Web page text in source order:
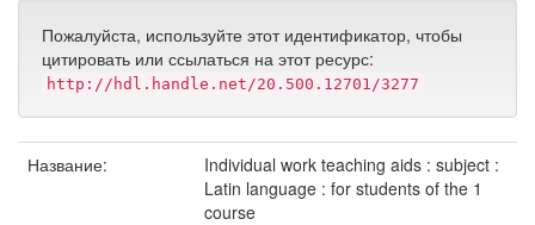
Пожалуйста, используйте этот идентификатор, чтобы
цитировать или ссылаться на этот ресурс:
http://hdl.handle.net/20.500.12701/3277
Название:
Individual work teaching aids : subject :
Latin language : for students of the 1
course